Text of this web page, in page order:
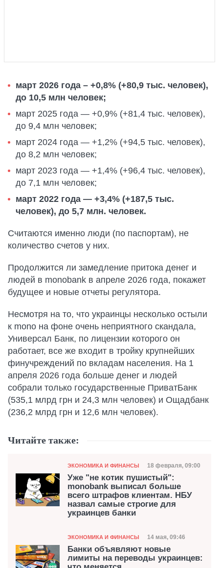
март 2026 года – +0,8% (+80,9 тыс. человек),
до 10,5 млн человек;
март 2025 года — +0,9% (+81,4 тыс. человек),
до 9,4 млн человек;
март 2024 года — +1,2% (+94,5 тыс. человек),
до 8,2 млн человек;
март 2023 года — +1,4% (+96,4 тыс. человек),
до 7,1 млн человек;
март 2022 года — +3,4% (+187,5 тыс.
человек), до 5,7 млн. человек.
Считаются именно люди (по паспортам), не
количество счетов у них.
Продолжится ли замедление притока денег и
людей в monobank в апреле 2026 года, покажет
будущее и новые отчеты регулятора.
Несмотря на то, что украинцы несколько остыли
к mono на фоне очень неприятного скандала,
Универсал Банк, по лицензии которого он
работает, все же входит в тройку крупнейших
финучреждений по вкладам населения. На 1
апреля 2026 года больше денег и людей
собрали только государственные ПриватБанк
(535,1 млрд грн и 24,3 млн человек) и Ощадбанк
(236,2 млрд грн и 12,6 млн человек).
Читайте также:
Категория
ЭКОНОМИКА И ФИНАНСЫ Дата
18 февраля, 09:00
Уже "не котик пушистый":
monobank выписал больше
всего штрафов клиентам. НБУ
назвал самые строгие для
украинцев банки
Категория
ЭКОНОМИКА И ФИНАНСЫ Дата
14 мая, 09:46
Банки объявляют новые
лимиты на переводы украинцев: